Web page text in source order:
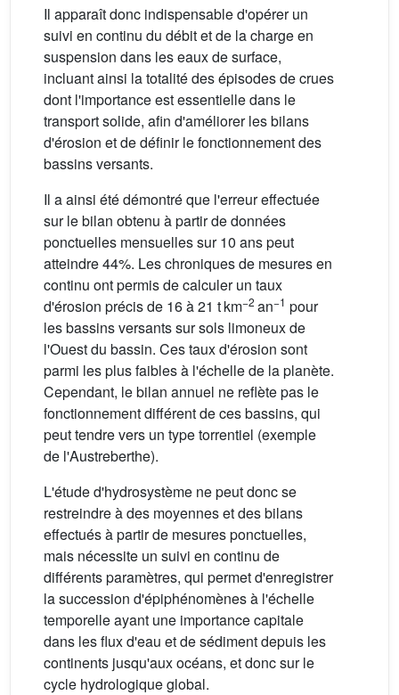
Il apparaît donc indispensable d'opérer un
suivi en continu du débit et de la charge en
suspension dans les eaux de surface,
incluant ainsi la totalité des épisodes de crues
dont l'importance est essentielle dans le
transport solide, afin d'améliorer les bilans
d'érosion et de définir le fonctionnement des
bassins versants.
Il a ainsi été démontré que l'erreur effectuée
sur le bilan obtenu à partir de données
ponctuelles mensuelles sur 10 ans peut
atteindre 44%. Les chroniques de mesures en
continu ont permis de calculer un taux
d'érosion précis de 16 à 21 t km−2 an−1 pour
les bassins versants sur sols limoneux de
l'Ouest du bassin. Ces taux d'érosion sont
parmi les plus faibles à l'échelle de la planète.
Cependant, le bilan annuel ne reflète pas le
fonctionnement différent de ces bassins, qui
peut tendre vers un type torrentiel (exemple
de l'Austreberthe).
L'étude d'hydrosystème ne peut donc se
restreindre à des moyennes et des bilans
effectués à partir de mesures ponctuelles,
mais nécessite un suivi en continu de
différents paramètres, qui permet d'enregistrer
la succession d'épiphénomènes à l'échelle
temporelle ayant une importance capitale
dans les flux d'eau et de sédiment depuis les
continents jusqu'aux océans, et donc sur le
cycle hydrologique global.